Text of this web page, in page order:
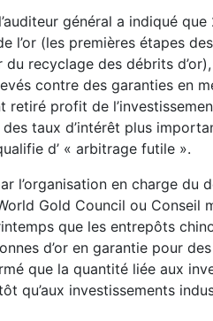
général a indiqué
l’or (les premières étapes
du recyclage des débrits
contre des garanties en
retiré profit de
des taux d’intérêt plus
d’ « arbitrage futile ».
l’organisation en charge du
Gold Council ou Conseil
que les entrepôts
d’or en garantie pour
que la quantité liée aux
qu’aux investissements